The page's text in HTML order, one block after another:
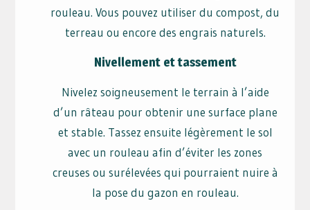
rouleau. Vous pouvez utiliser du compost, du
terreau ou encore des engrais naturels.
Nivellement et tassement
Nivelez soigneusement le terrain à l’aide
d’un râteau pour obtenir une surface plane
et stable. Tassez ensuite légèrement le sol
avec un rouleau afin d’éviter les zones
creuses ou surélevées qui pourraient nuire à
la pose du gazon en rouleau.